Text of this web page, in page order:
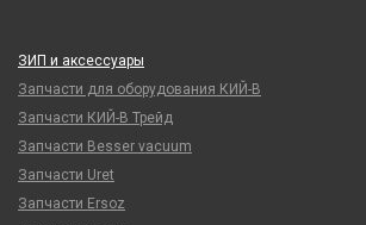
ЗИП и аксессуары
Запчасти для оборудования КИЙ-В
Запчасти КИЙ-В Трейд
Запчасти Besser vacuum
Запчасти Uret
Запчасти Ersoz